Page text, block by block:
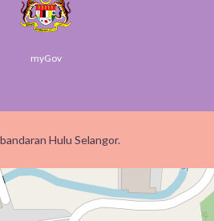
myGov
Hulu Selangor.